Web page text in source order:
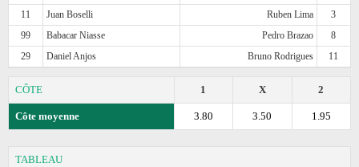
11
Juan Boselli Ruben Lima
3
99
Babacar Niasse Pedro Brazao
8
29
Daniel Anjos Bruno Rodrigues 11
CÔTE 2
X
1
Côte moyenne 1.95
3.50
3.80
TABLEAU